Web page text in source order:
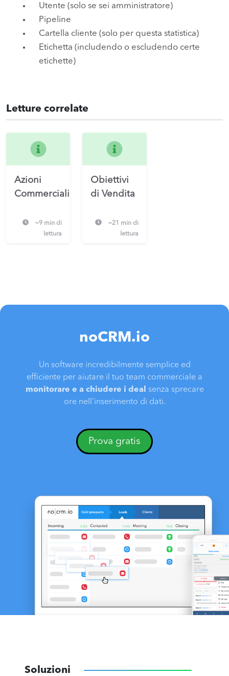
Utente (solo se sei amministratore)
Pipeline
Cartella cliente (solo per questa statistica)
Etichetta (includendo o escludendo certe
etichette)
Letture correlate
Azioni
Commerciali
~9 min di
lettura
Obiettivi
di Vendita
~21 min di
lettura
noCRM.io
Un software incredibilmente semplice ed
efficiente per aiutare il tuo team commerciale a
monitorare e a chiudere i deal
senza sprecare
ore nell'inserimento di dati.
Prova gratis
Soluzioni